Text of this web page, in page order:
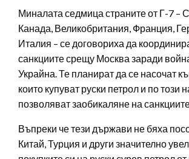
Миналата седмица страните от Г-7
Канада, Великобритания, Франция,
Италия – се договориха да
санкциите срещу Москва заради
Украйна. Те планират да се насочат
които купуват руски петрол и по този
позволяват заобикаляне на
Въпреки че тези държави не бяха
Китай, Турция и други значително